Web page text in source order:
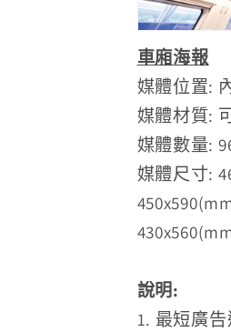
車廂海報
媒體位置:
媒體材質:
媒體數量:
媒體尺寸:
說明:
1. 最短廣